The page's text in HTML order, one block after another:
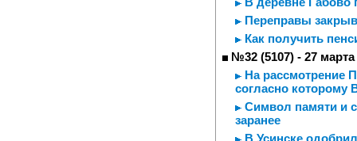
Переправы
Как получить
№32 (5107) - 27 марта
На рассмотрение
согласно которому
Символ памяти и
заранее
В Усинске